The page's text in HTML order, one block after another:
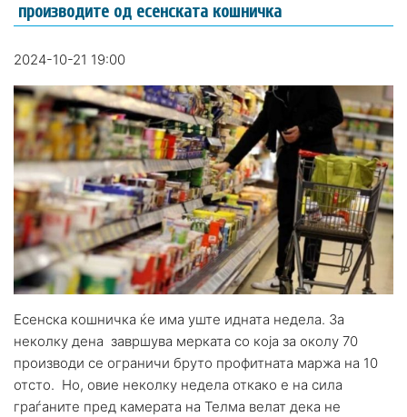
производите од есенската кошничка
2024-10-21 19:00
Есенска кошничка ќе има уште идната недела. За
неколку дена завршува мерката со која за околу 70
производи се ограничи бруто профитната маржа на 10
отсто. Но, овие неколку недела откако е на сила
граѓаните пред камерата на Телма велат дека не